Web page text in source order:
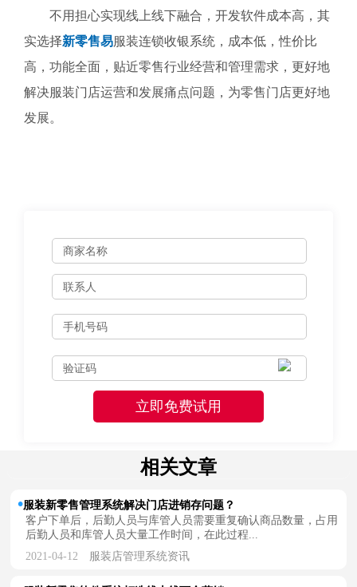
不用担心实现线上线下融合，开发软件成本高，其
实选择新零售易服装连锁收银系统，成本低，性价比
高，功能全面，贴近零售行业经营和管理需求，更好地
解决服装门店运营和发展痛点问题，为零售门店更好地
发展。
相关文章
服装新零售管理系统解决门店进销存问题？
客户下单后，后勤人员与库管人员需要重复确认商品数量，占用
后勤人员和库管人员大量工作时间，在此过程...
2021-04-12 服装店管理系统资讯